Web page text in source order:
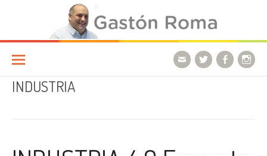
Ir a la página
INDUSTRIA